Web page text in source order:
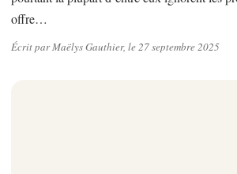
offre…
Écrit par Maëlys Gauthier, le 27 septembre 2025